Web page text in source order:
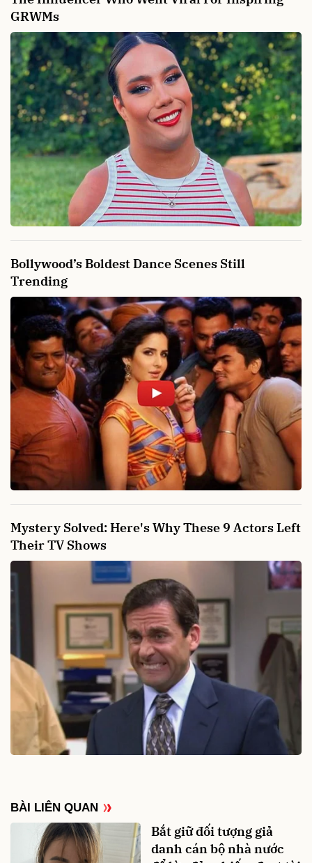
BÀI LIÊN QUAN
Bắt giữ đối tượng giả
danh cán bộ nhà nước